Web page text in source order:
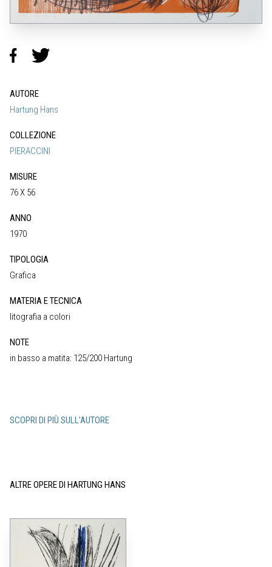
AUTORE
Hartung Hans
COLLEZIONE
PIERACCINI
MISURE
76 X 56
ANNO
1970
TIPOLOGIA
Grafica
MATERIA E TECNICA
litografia a colori
NOTE
in basso a matita: 125/200 Hartung
SCOPRI DI PIÙ SULL'AUTORE
ALTRE OPERE DI HARTUNG HANS